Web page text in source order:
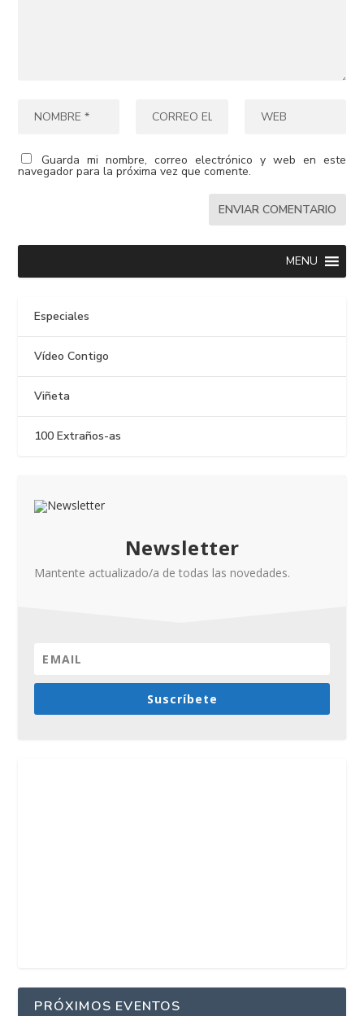
Guarda mi nombre, correo electrónico y web en este
navegador para la próxima vez que comente.
MENU
Especiales
Vídeo Contigo
Viñeta
100 Extraños-as
Newsletter
Mantente actualizado/a de todas las novedades.
Suscríbete
PRÓXIMOS EVENTOS